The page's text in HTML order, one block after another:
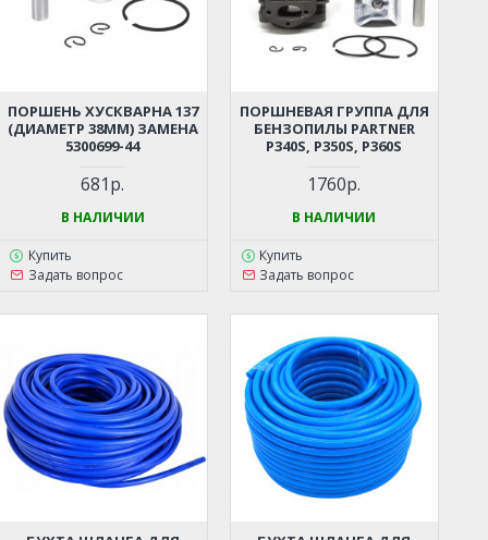
ПОРШЕНЬ ХУСКВАРНА 137
(ДИАМЕТР 38ММ) ЗАМЕНА
5300699-44
681р.
В НАЛИЧИИ
Купить
Задать вопрос
ПОРШНЕВАЯ ГРУППА ДЛЯ
БЕНЗОПИЛЫ PARTNER
P340S, P350S, P360S
1760р.
В НАЛИЧИИ
Купить
Задать вопрос